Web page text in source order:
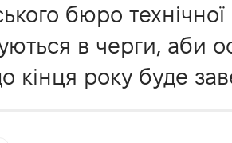
бюро
в черги, аби
кінця року буде